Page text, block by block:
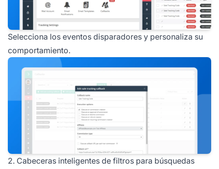
Selecciona los eventos disparadores y personaliza su
comportamiento.
2. Cabeceras inteligentes de filtros para búsquedas